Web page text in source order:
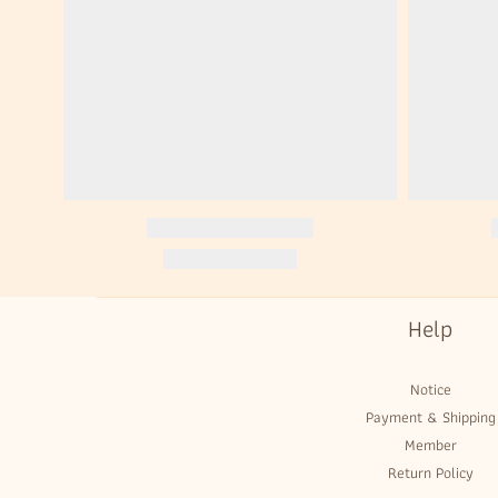
Help
Notice
Payment & Shipping
Member
Return Policy